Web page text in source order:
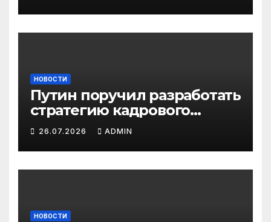
НОВОСТИ
Путин поручил разработать
стратегию кадрового
развития до 2036 года: что
изменится
26.07.2026 ADMIN
НОВОСТИ